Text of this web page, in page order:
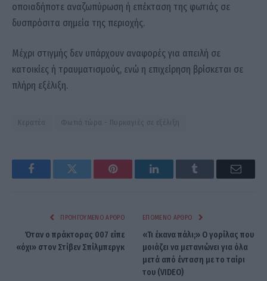
οποιαδήποτε αναζωπύρωση ή επέκταση της φωτιάς σε
δυσπρόσιτα σημεία της περιοχής.
Μέχρι στιγμής δεν υπάρχουν αναφορές για απειλή σε
κατοικίες ή τραυματισμούς, ενώ η επιχείρηση βρίσκεται σε
πλήρη εξέλιξη.
Κερατέα Φωτιά τώρα - Πυρκαγιές σε εξέλιξη
FacebookTwitter Pinterest LinkedInTumblr Email
ΠΡΟΗΓΟΎΜΕΝΟ ΆΡΘΡΟ
Όταν ο πράκτορας 007 είπε
«όχι» στον Στίβεν Σπίλμπεργκ
ΕΠΌΜΕΝΟ ΆΡΘΡΟ
«Τι έκανα πάλι;» Ο γορίλας που
μοιάζει να μετανιώνει για όλα
μετά από ένταση με το ταίρι
του (VIDEO)